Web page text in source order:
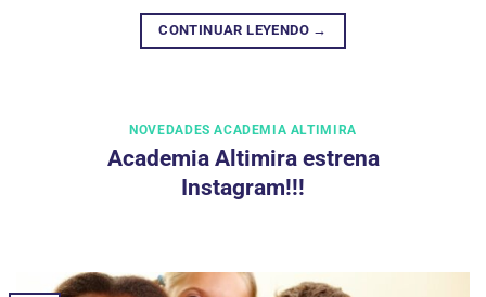
CONTINUAR LEYENDO →
NOVEDADES ACADEMIA ALTIMIRA
Academia Altimira estrena
Instagram!!!